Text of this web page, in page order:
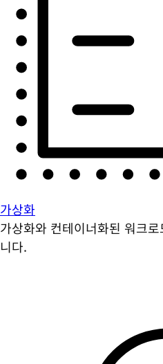
가상화
가상화와 컨테이너화된 워크
니다.